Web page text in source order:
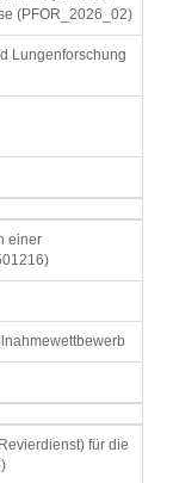
(PFOR_2026_02)
Lungenforschung
einer
für die